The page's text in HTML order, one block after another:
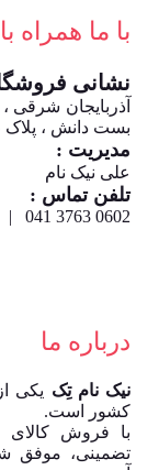
با ما همراه
نشانی
آذربایجان شرقی
بست دانش ، پلاک
مدیریت :
علی نیک نام
تلفن تماس :
0602 3763 041 | 7113 382 0930
درباره ما
نیک نام تِک یکی
کشور است.
با فروش کالای
تضمینی، موفق